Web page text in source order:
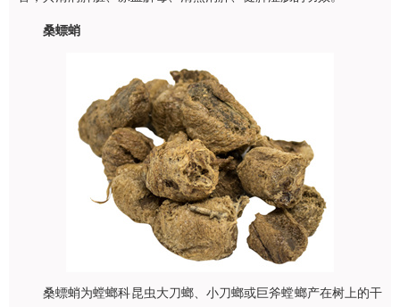
桑螵蛸
桑螵蛸为螳螂科昆虫大刀螂、小刀螂或巨斧螳螂产在树上的干